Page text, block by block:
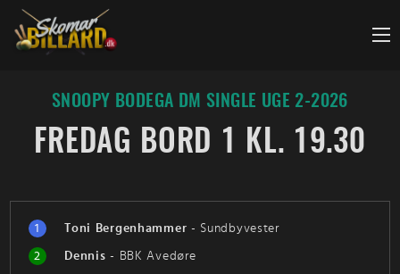
Fortsæt
indhold
SNOOPY BODEGA DM SINGLE UGE 2-2026
FREDAG BORD 1 KL. 19.30
1 Toni Bergenhammer - Sundbyvester
2
Dennis - BBK Avedøre